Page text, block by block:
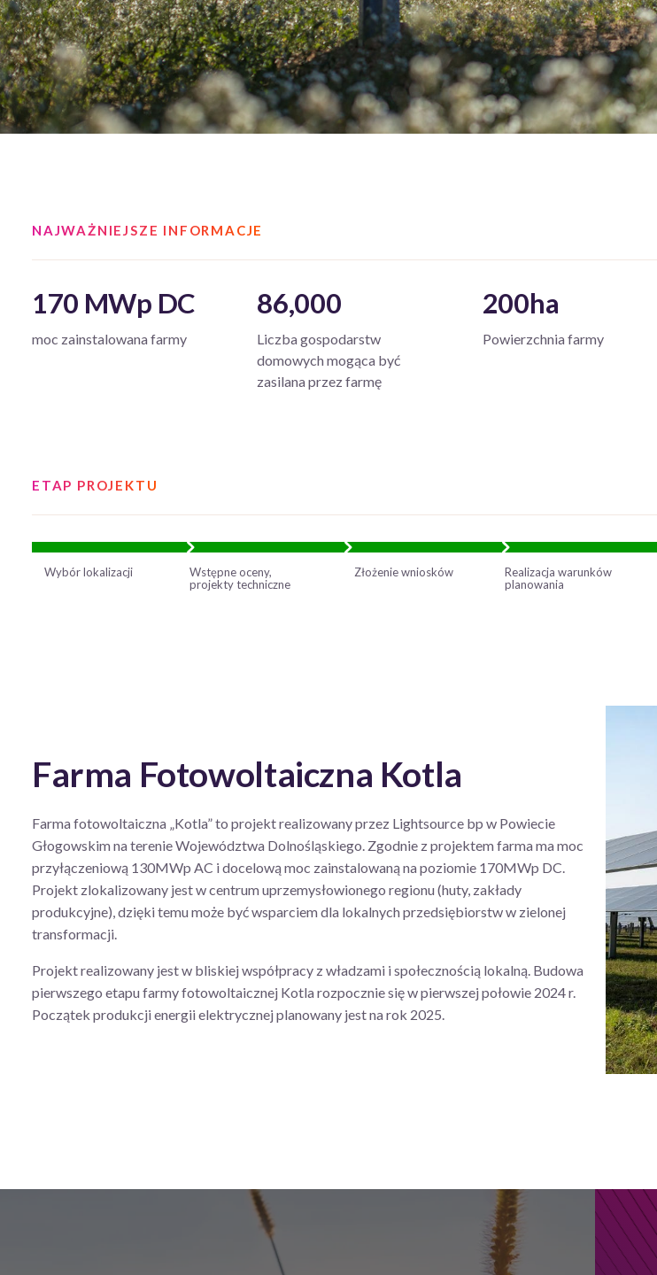
NAJWAŻNIEJSZE INFORMACJE
170 MWp DC
moc zainstalowana farmy
86,000
Liczba gospodarstw
domowych mogąca być
zasilana przez farmę
200ha
Powierzchnia farmy
ETAP PROJEKTU
Wybór lokalizacji
Wstępne oceny,
projekty techniczne
Złożenie wniosków
Realizacja warunków
planowania
Farma Fotowoltaiczna Kotla
Farma fotowoltaiczna „Kotla” to projekt realizowany przez Lightsource bp w Powiecie
Głogowskim na terenie Województwa Dolnośląskiego. Zgodnie z projektem farma ma moc
przyłączeniową 130MWp AC i docelową moc zainstalowaną na poziomie 170MWp DC.
Projekt zlokalizowany jest w centrum uprzemysłowionego regionu (huty, zakłady
produkcyjne), dzięki temu może być wsparciem dla lokalnych przedsiębiorstw w zielonej
transformacji.
Projekt realizowany jest w bliskiej współpracy z władzami i społecznością lokalną. Budowa
pierwszego etapu farmy fotowoltaicznej Kotla rozpocznie się w pierwszej połowie 2024 r.
Początek produkcji energii elektrycznej planowany jest na rok 2025.